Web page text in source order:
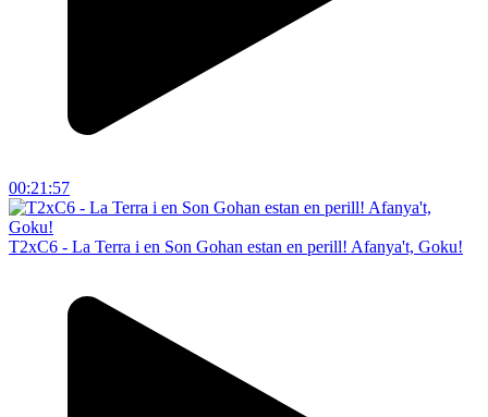
00:21:57
T2xC6 - La Terra i en Son Gohan estan en perill! Afanya't, Goku!